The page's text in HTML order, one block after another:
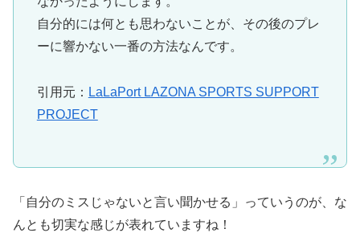
自分的には何とも思わないことが、その後のプレ
ーに響かない一番の方法なんです。
引用元： LaLaPort LAZONA SPORTS SUPPORT
PROJECT
「自分のミスじゃないと言い聞かせる」っていうのが、な
んとも切実な感じが表れていますね！